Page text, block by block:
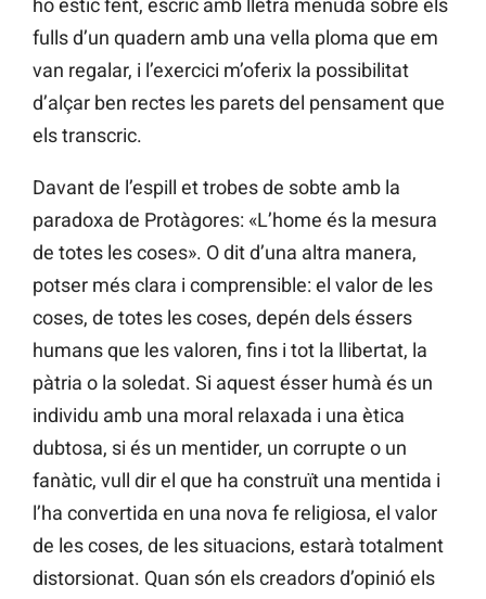
ho estic fent, escric amb lletra menuda sobre els
fulls d’un quadern amb una vella ploma que em
van regalar, i l’exercici m’oferix la possibilitat
d’alçar ben rectes les parets del pensament que
els transcric.
Davant de l’espill et trobes de sobte amb la
paradoxa de Protàgores: «L’home és la mesura
de totes les coses». O dit d’una altra manera,
potser més clara i comprensible: el valor de les
coses, de totes les coses, depén dels éssers
humans que les valoren, fins i tot la llibertat, la
pàtria o la soledat. Si aquest ésser humà és un
individu amb una moral relaxada i una ètica
dubtosa, si és un mentider, un corrupte o un
fanàtic, vull dir el que ha construït una mentida i
l’ha convertida en una nova fe religiosa, el valor
de les coses, de les situacions, estarà totalment
distorsionat. Quan són els creadors d’opinió els